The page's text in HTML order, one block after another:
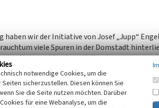
wir der Initiative von Josef „Jupp“
viele Spuren in der Domstadt
Meter entfernten„Kallendresser“
Markt Nr. 24, das die „bläcke Fott“
– den
der Säule. Kaum vier Jahre später war die Säule
der römischen Hafenanlage. Eingeweiht
notwendige Cookies, um die
sicherzustellen. Diesen können Sie
Sie die Seite nutzen möchten. Darüber
für eine Webanalyse, um die